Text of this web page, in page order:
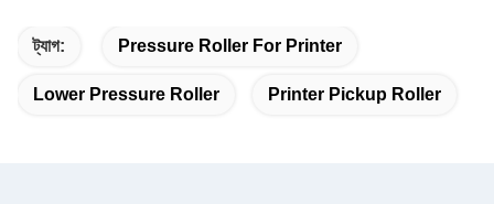
ট্যাগ: Pressure Roller For Printer
Lower Pressure Roller Printer Pickup Roller